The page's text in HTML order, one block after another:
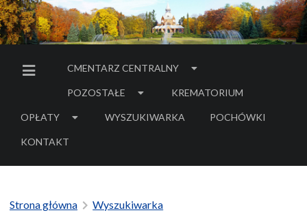
MENU BOCZNE
CMENTARZ CENTRALNY
POZOSTAŁE KREMATORIUM
OPŁATY WYSZUKIWARKA POCHÓWKI
- LINK DO SERWISU
KONTAKT
Strona główna Wyszukiwarka